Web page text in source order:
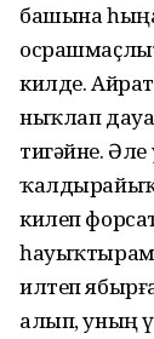
башына
килде.
ныҡлап
тигәйне.
ҡалдырайыҡ,
килеп
һауыҡтырам
илтеп
алып, уның